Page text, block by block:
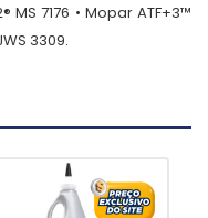
MS 7176 • Mopar ATF+3™
3309.